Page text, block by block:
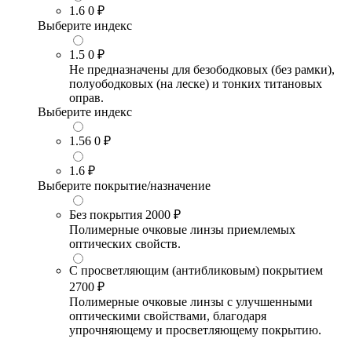
1.6 0 ₽
Выберите индекс
1.5 0 ₽
Не предназначены для безободковых (без рамки),
полуободковых (на леске) и тонких титановых
оправ.
Выберите индекс
1.56 0 ₽
1.6 ₽
Выберите покрытие/назначение
Без покрытия 2000 ₽
Полимерные очковые линзы приемлемых
оптических свойств.
С просветляющим (антибликовым) покрытием
2700 ₽
Полимерные очковые линзы с улучшенными
оптическими свойствами, благодаря
упрочняющему и просветляющему покрытию.